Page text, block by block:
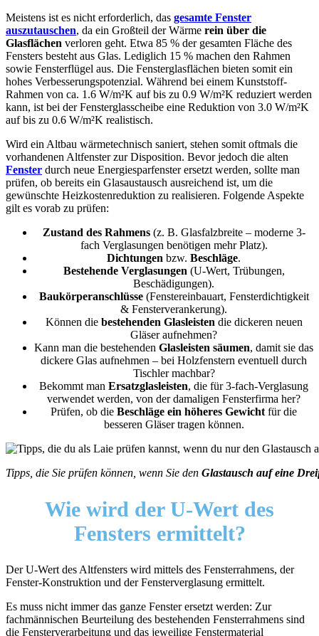
Meistens ist es nicht erforderlich, das gesamte Fenster
auszutauschen, da ein Großteil der Wärme rein über die
Glasflächen verloren geht. Etwa 85 % der gesamten Fläche des
Fensters besteht aus Glas. Lediglich 15 % machen den Rahmen
sowie Fensterflügel aus. Die Fensterglasflächen bieten somit ein
hohes Verbesserungspotenzial. Während bei einem Kunststoff-
Rahmen von ca. 1.6 W/m²K auf bis zu 0.9 W/m²K reduziert werden
kann, ist bei der Fensterglasscheibe eine Reduktion von 3.0 W/m²K
auf bis zu 0.6 W/m²K realistisch.
Wird ein Altbau wärmetechnisch saniert, stehen somit oftmals die
vorhandenen Altfenster zur Disposition. Bevor jedoch die alten
Fenster durch neue Energiesparfenster ersetzt werden, sollte man
prüfen, ob bereits ein Glasaustausch ausreichend ist, um die
gewünschte Heizkostenreduktion zu realisieren. Folgende Aspekte
gilt es vorab zu prüfen:
Zustand des Rahmens(z. B. Glasfalzbreite – moderne 3-
fach Verglasungen benötigen mehr Platz).
Dichtungen bzw. Beschläge.
Bestehende Verglasungen (U-Wert, Trübungen,
Beschädigungen).
Baukörperanschlüsse(Fenstereinbauart, Fensterdichtigkeit
& Fensterverankerung).
Können die bestehenden Glasleisten die dickeren neuen
Gläser aufnehmen?
Kann man die bestehenden Glasleisten säumen, damit sie das
dickere Glas aufnehmen – bei Holzfenstern eventuell durch
Tischler machbar?
Bekommt man Ersatzglasleisten, die für 3-fach-Verglasung
verwendet werden, von der damaligen Fensterfirma her?
Prüfen, ob die Beschläge ein höheres Gewicht für die
besseren Gläser tragen können.
Tipps, die Sie prüfen können, wenn Sie den Glastausch auf eine
Wie wird der U-Wert des
Fensters ermittelt?
Der U-Wert des Altfensters wird mittels des Fensterrahmens, der
Fenster-Konstruktion und der Fensterverglasung ermittelt.
Es muss nicht immer das ganze Fenster ersetzt werden: Zur
fachmännischen Beurteilung des bestehenden Fensterrahmens sind
die Fensterverarbeitung und das jeweilige Fenstermaterial